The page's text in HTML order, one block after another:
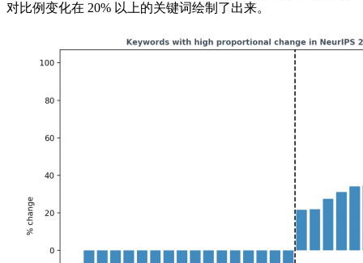
对比例变化在 20% 以上的关键词绘制了出来。